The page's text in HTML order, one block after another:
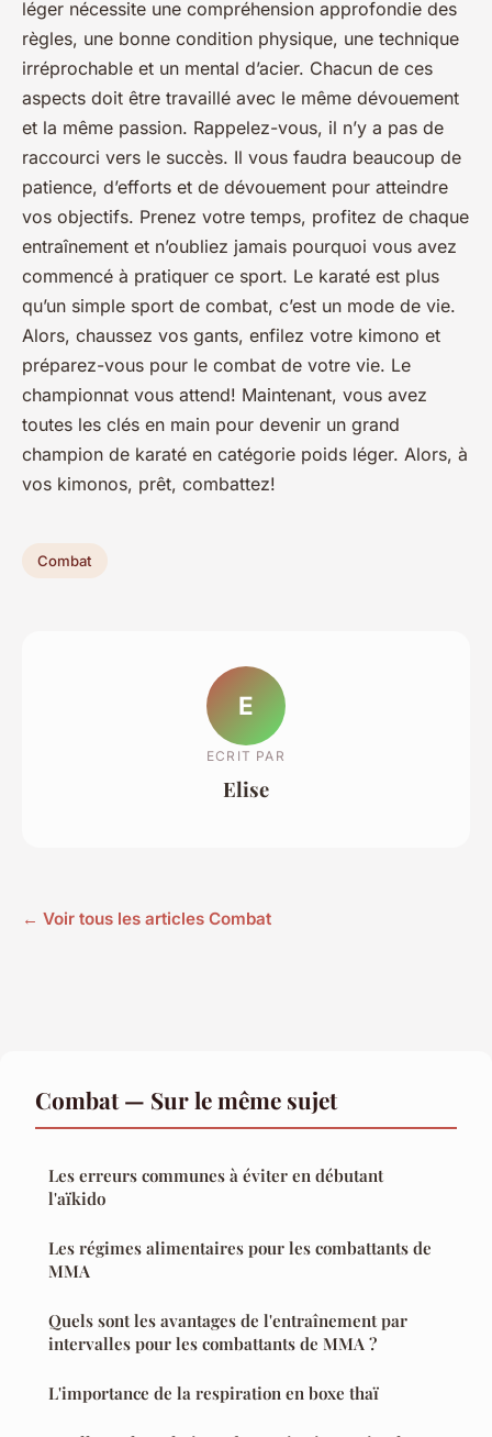
léger nécessite une compréhension approfondie des
règles, une bonne condition physique, une technique
irréprochable et un mental d’acier. Chacun de ces
aspects doit être travaillé avec le même dévouement
et la même passion. Rappelez-vous, il n’y a pas de
raccourci vers le succès. Il vous faudra beaucoup de
patience, d’efforts et de dévouement pour atteindre
vos objectifs. Prenez votre temps, profitez de chaque
entraînement et n’oubliez jamais pourquoi vous avez
commencé à pratiquer ce sport. Le karaté est plus
qu’un simple sport de combat, c’est un mode de vie.
Alors, chaussez vos gants, enfilez votre kimono et
préparez-vous pour le combat de votre vie. Le
championnat vous attend! Maintenant, vous avez
toutes les clés en main pour devenir un grand
champion de karaté en catégorie poids léger. Alors, à
vos kimonos, prêt, combattez!
Combat
E
ECRIT PAR
Elise
← Voir tous les articles Combat
Combat — Sur le même sujet
Les erreurs communes à éviter en débutant
l'aïkido
Les régimes alimentaires pour les combattants de
MMA
Quels sont les avantages de l'entraînement par
intervalles pour les combattants de MMA ?
L'importance de la respiration en boxe thaï